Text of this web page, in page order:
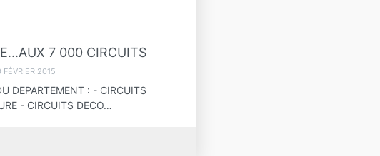
7 000 CIRCUITS
FÉVRIER 2015
DEPARTEMENT : - CIRCUITS
- CIRCUITS DECO…